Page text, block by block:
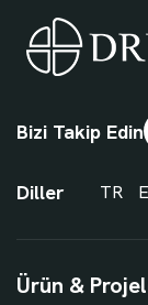
Bizi Takip Edin
Diller TR
Ürün &